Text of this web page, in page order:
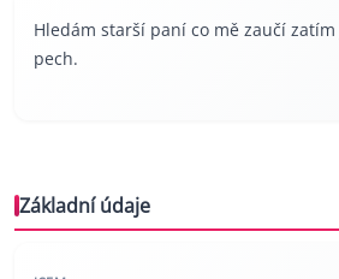
Hledám starší paní co mě zaučí
pech.
Základní údaje